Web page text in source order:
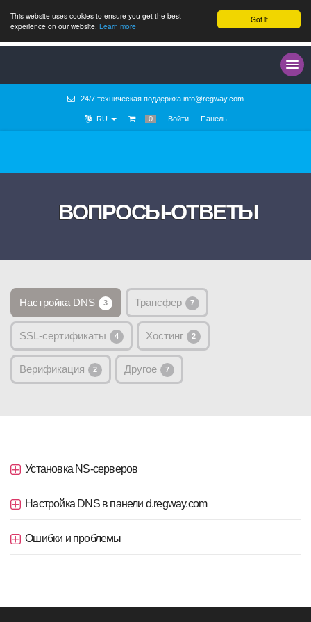
Got it
This website uses cookies to ensure you get the best
experience on our website. Learn more
24/7 техническая поддержка info@regway.com
RU 0 Войти Панель
ВОПРОСЫ-ОТВЕТЫ
Настройка DNS 3 Трансфер 7
SSL-сертификаты 4 Хостинг 2
Верификация 2 Другое 7
Установка NS-серверов
Настройка DNS в панели d.regway.com
Ошибки и проблемы